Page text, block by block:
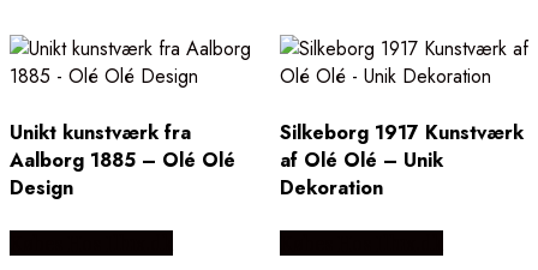
Unikt kunstværk fra
Aalborg 1885 – Olé Olé
Design
Silkeborg 1917 Kunstværk
af Olé Olé – Unik
Dekoration